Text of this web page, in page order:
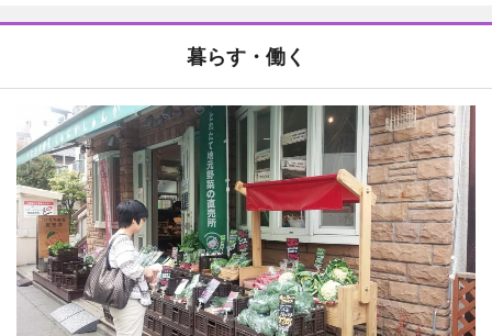
暮らす・働く